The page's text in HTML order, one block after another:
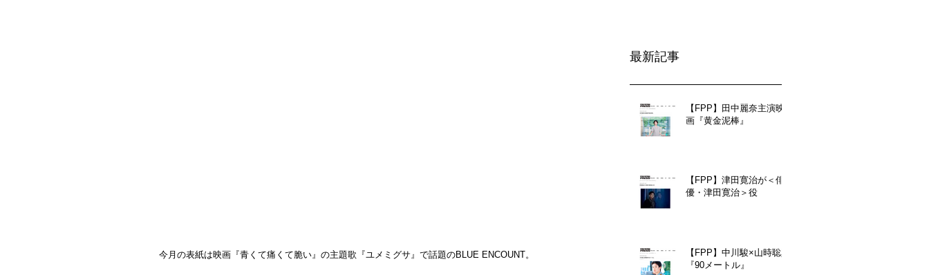
今月の表紙は映画『青くて痛くて脆い』の主題歌『ユメミグサ』で話題のBLUE ENCOUNT。
最新記事
【FPP】田中麗奈主演映
画『黄金泥棒』
【FPP】津田寛治が＜俳
優・津田寛治＞役
【FPP】中川駿×山時聡真
『90メートル』